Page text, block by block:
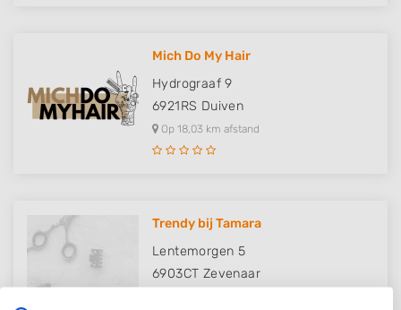
Mich Do My Hair
Hydrograaf 9
6921RS Duiven
Op 18,03 km afstand
Trendy bij Tamara
Lentemorgen 5
6903CT Zevenaar